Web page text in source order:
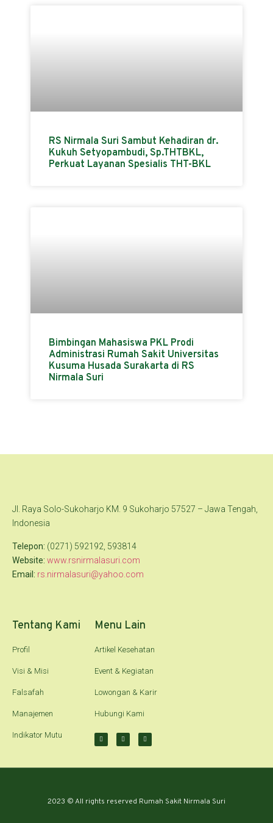
RS Nirmala Suri Sambut Kehadiran dr.
Kukuh Setyopambudi, Sp.THTBKL,
Perkuat Layanan Spesialis THT-BKL
Bimbingan Mahasiswa PKL Prodi
Administrasi Rumah Sakit Universitas
Kusuma Husada Surakarta di RS
Nirmala Suri
Jl. Raya Solo-Sukoharjo KM. 9 Sukoharjo 57527 – Jawa Tengah,
Indonesia
Telepon: (0271) 592192, 593814
Website: www.rsnirmalasuri.com
Email: rs.nirmalasuri@yahoo.com
Tentang Kami
Profil
Visi & Misi
Falsafah
Manajemen
Indikator Mutu
Menu Lain
Artikel Kesehatan
Event & Kegiatan
Lowongan & Karir
Hubungi Kami
2023 © All rights reserved Rumah Sakit Nirmala Suri